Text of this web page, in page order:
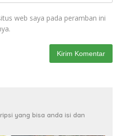
web saya pada peramban ini
yang bisa anda isi dan